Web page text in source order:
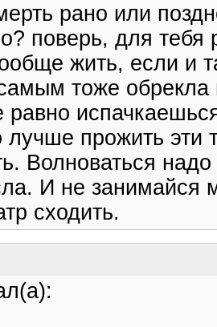
рано или
поверь, для тебя
жить, если и
тоже
равно
прожить эти
Волноваться
И не занимайся
сходить.